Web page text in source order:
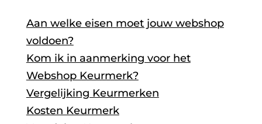
Aan welke eisen moet jouw webshop
voldoen?
Kom ik in aanmerking voor het
Webshop Keurmerk?
Vergelijking Keurmerken
Kosten Keurmerk